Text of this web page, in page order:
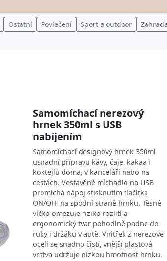
Ostatní Povlečení Sport a outdoor
Zahrada
Samomíchací nerezový
hrnek 350ml s USB
nabíjením
Samomíchací designový hrnek 350ml
usnadní přípravu kávy, čaje, kakaa i
koktejlů doma, v kanceláři nebo na
cestách. Vestavěné míchadlo na USB
promíchá nápoj stisknutím tlačítka
ON/OFF na spodní straně hrnku. Těsné
víčko omezuje riziko rozlití a
ergonomický tvar pohodlně padne do
ruky i držáku v autě. Vnitřek z nerezové
oceli se snadno čistí, vnější plastová
vrstva udržuje nízkou hmotnost hrnku.